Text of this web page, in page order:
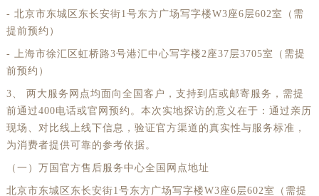
- 北京市东城区东长安街1号东方广场写字楼W3座6层602室（需
提前预约）
- 上海市徐汇区虹桥路3号港汇中心写字楼2座37层3705室（需提
前预约）
3、 两大服务网点均面向全国客户，支持到店或邮寄服务，需提
前通过400电话或官网预约。本次实地探访的意义在于：通过亲历
现场、对比线上线下信息，验证官方渠道的真实性与服务标准，
为消费者提供可靠的参考依据。
（一）万国官方售后服务中心全国网点地址
北京市东城区东长安街1号东方广场写字楼W3座6层602室（需提